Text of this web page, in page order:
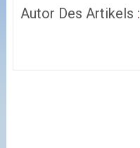
Autor Des Artikels :